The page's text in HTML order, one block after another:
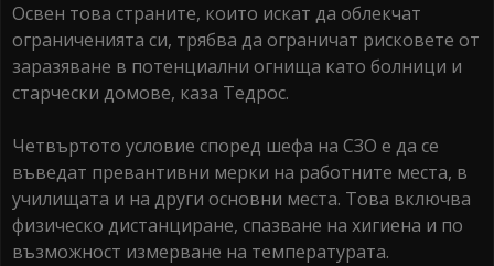
Освен това страните, които искат да облекчат
ограниченията си, трябва да ограничат рисковете от
заразяване в потенциални огнища като болници и
старчески домове, каза Тедрос.
Четвъртото условие според шефа на СЗО е да се
въведат превантивни мерки на работните места, в
училищата и на други основни места. Това включва
физическо дистанциране, спазване на хигиена и по
възможност измерване на температурата.